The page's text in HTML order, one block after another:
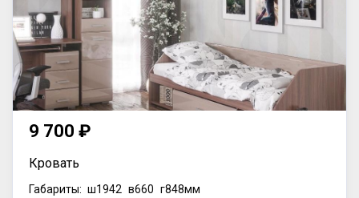
9 700 ₽
Кровать
Габариты: ш1942 в660 г848мм